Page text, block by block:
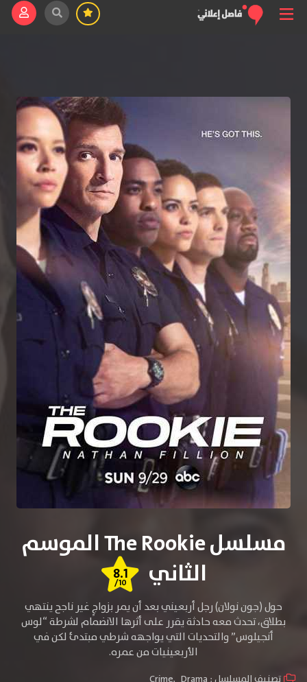
مسلسل The Rookie الموسم
الثاني
8.1
/10
حول (جون نولان) رجل أربعيني بعد أن يمر بزواجٍ غير ناجح ينتهي
بطلاق، تحدث معه حادثة يقرر على أثرها الانضمام لشرطة “لوس
أنجيلوس” والتحديات التي يواجهه شرطي مبتدئ لكن في
الأربعينيات من عمره.